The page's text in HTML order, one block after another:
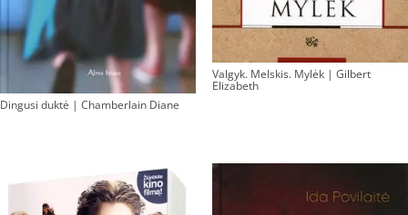
Dingusi duktė | Chamberlain Diane
Valgyk. Melskis. Mylėk | Gilbert
Elizabeth